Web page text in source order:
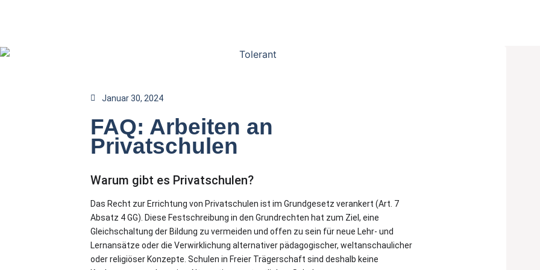
Januar 30, 2024
FAQ: Arbeiten an
Privatschulen
Warum gibt es Privatschulen?
Das Recht zur Errichtung von Privatschulen ist im Grundgesetz verankert (Art. 7
Absatz 4 GG). Diese Festschreibung in den Grundrechten hat zum Ziel, eine
Gleichschaltung der Bildung zu vermeiden und offen zu sein für neue Lehr- und
Lernansätze oder die Verwirklichung alternativer pädagogischer, weltanschaulicher
oder religiöser Konzepte. Schulen in Freier Trägerschaft sind deshalb keine